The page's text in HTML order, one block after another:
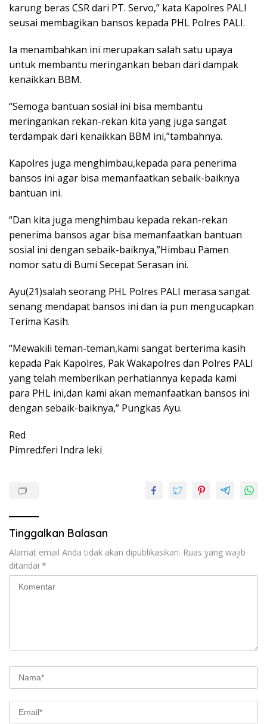
karung beras CSR dari PT. Servo,” kata Kapolres PALI
seusai membagikan bansos kepada PHL Polres PALI.
Ia menambahkan ini merupakan salah satu upaya
untuk membantu meringankan beban dari dampak
kenaikkan BBM.
“Semoga bantuan sosial ini bisa membantu
meringankan rekan-rekan kita yang juga sangat
terdampak dari kenaikkan BBM ini,”tambahnya.
Kapolres juga menghimbau,kepada para penerima
bansos ini agar bisa memanfaatkan sebaik-baiknya
bantuan ini.
“Dan kita juga menghimbau kepada rekan-rekan
penerima bansos agar bisa memanfaatkan bantuan
sosial ini dengan sebaik-baiknya,”Himbau Pamen
nomor satu di Bumi Secepat Serasan ini.
Ayu(21)salah seorang PHL Polres PALI merasa sangat
senang mendapat bansos ini dan ia pun mengucapkan
Terima Kasih.
“Mewakili teman-teman,kami sangat berterima kasih
kepada Pak Kapolres, Pak Wakapolres dan Polres PALI
yang telah memberikan perhatiannya kepada kami
para PHL ini,dan kami akan memanfaatkan bansos ini
dengan sebaik-baiknya,” Pungkas Ayu.
Red
Pimred:feri Indra leki
Tinggalkan Balasan
Alamat email Anda tidak akan dipublikasikan. Ruas yang wajib
ditandai *